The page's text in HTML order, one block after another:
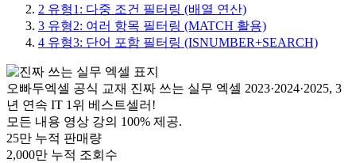
2 유형1: 다중 조건 필터링 (배열 연산)
3 유형2: 여러 항목 필터링 (MATCH 활용)
4 유형3: 단어 포함 필터링 (ISNUMBER+SEARCH)
오빠두엑셀 공식 교재 진짜 쓰는 실무 엑셀 2023·2024·2025, 3
년 연속 IT 1위 베스트셀러!
모든 내용 영상 강의 100% 제공.
25만 누적 판매량
2,000만 누적 조회수